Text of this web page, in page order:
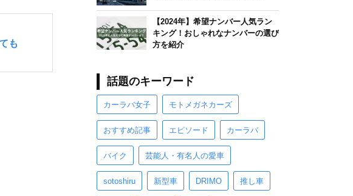
【2024年】希望ナンバー人気ラン
キング！おしゃれなナンバーの選び
方を紹介
話題のキーワード
カーラバ女子 モトメガネカーズ
おすすめ記事 エピソード カーラバ
バイク 芸能人・有名人の愛車
sotoshiru 新型車 DRIMO 推し車